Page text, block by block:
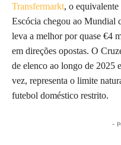
Transfermarkt, o
Escócia chegou ao Mundial
leva a melhor por quase €4
em direções opostas. O
de elenco ao longo de 2025
vez, representa o limite
futebol doméstico restrito.
-